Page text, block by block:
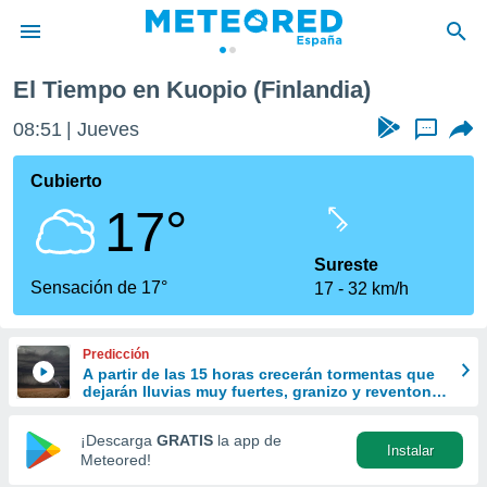
de
por
se
calidad.
a este
las
y
forma
digital
basada
El Tiempo en Kuopio (Finlandia)
08:51 Jueves ...
Cubierto
17°
Sensación de 17°
Sureste
17
32 km/h
Predicción
A partir de las 15 horas crecerán tormentas que
dejarán lluvias muy fuertes, granizo y reventones
¡Descarga GRATIS la app de
Meteored!
Instalar